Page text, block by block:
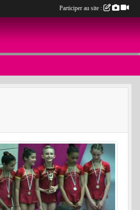
Participer au site :